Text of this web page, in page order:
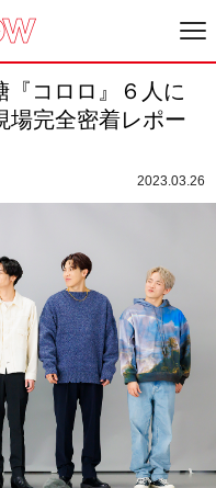
『コロロ』６人に
場完全密着レポー
2023.03.26